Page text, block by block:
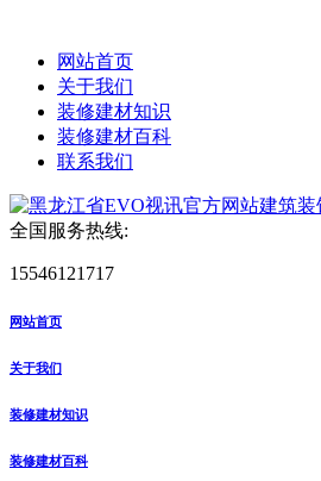
网站首页
关于我们
装修建材知识
装修建材百科
联系我们
全国服务热线:
15546121717
网站首页
关于我们
装修建材知识
装修建材百科